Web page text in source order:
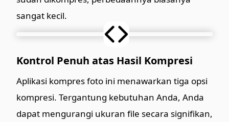
sangat kecil.
Kontrol Penuh atas Hasil Kompresi
Aplikasi kompres foto ini menawarkan tiga opsi
kompresi. Tergantung kebutuhan Anda, Anda
dapat mengurangi ukuran file secara signifikan,